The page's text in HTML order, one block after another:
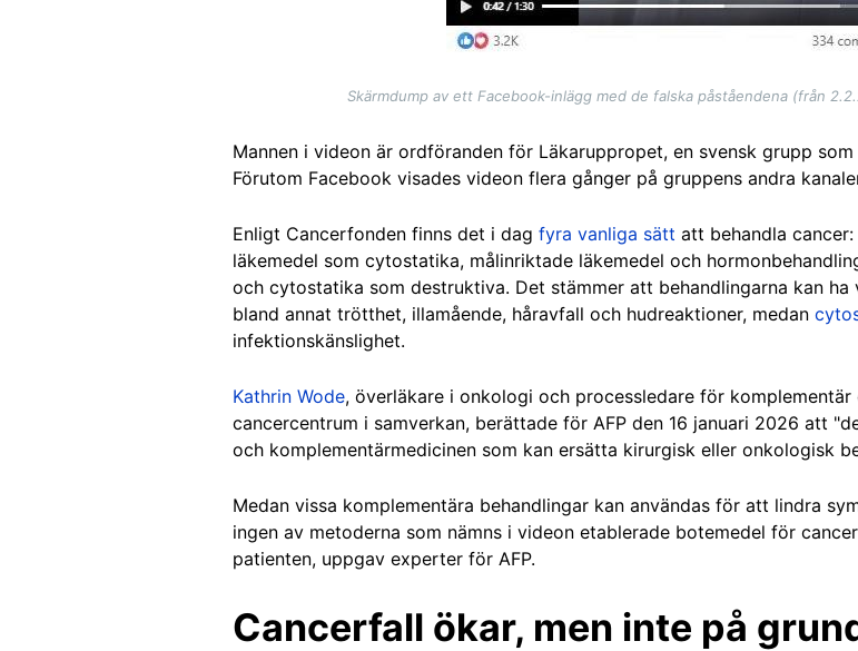
Skärmdump av ett Facebook-inlägg med de falska påståendena (från
Mannen i videon är ordföranden för Läkaruppropet, en svensk grupp som
Förutom Facebook visades videon flera gånger på gruppens andra
Enligt Cancerfonden finns det i dag fyra vanliga sätt att behandla
läkemedel som cytostatika, målinriktade läkemedel och
och cytostatika som destruktiva. Det stämmer att behandlingarna kan ha
bland annat trötthet, illamående, håravfall och hudreaktioner, medan
infektionskänslighet.
Kathrin Wode, överläkare i onkologi och processledare för
cancercentrum i samverkan, berättade för AFP den 16 januari 2026 att
och komplementärmedicinen som kan ersätta kirurgisk eller onkologisk
Medan vissa komplementära behandlingar kan användas för att lindra
ingen av metoderna som nämns i videon etablerade botemedel för
patienten, uppgav experter för AFP.
Cancerfall ökar, men inte på